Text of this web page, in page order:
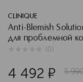
CLINIQUE
Anti-Blemish
для проблемной
(0)
4 492 ¤ 5